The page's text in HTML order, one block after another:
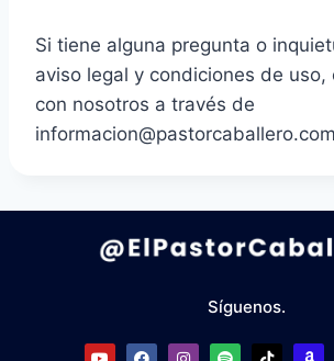
Si tiene alguna pregunta o
aviso legal y condiciones de uso,
con nosotros a través de
informacion@pastorcaballero.com
Síguenos.